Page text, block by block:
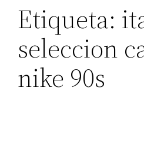
Etiqueta:
seleccion
nike 90s